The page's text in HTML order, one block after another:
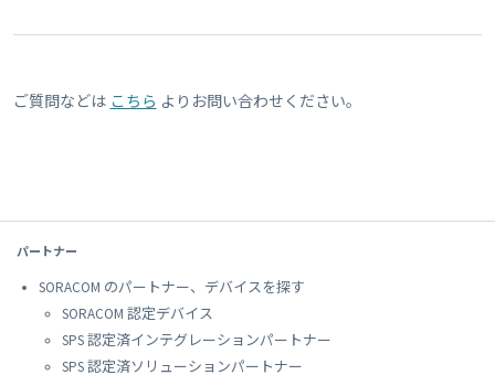
ご質問などは こちら よりお問い合わせください。
パートナー
SORACOM のパートナー、デバイスを探す
SORACOM 認定デバイス
SPS 認定済インテグレーションパートナー
SPS 認定済ソリューションパートナー